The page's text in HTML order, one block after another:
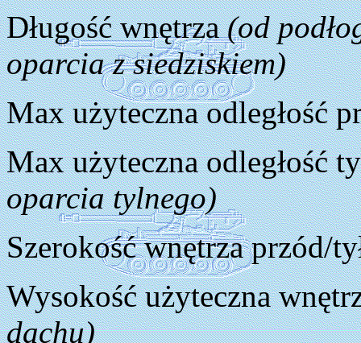
Długość wnętrza(od
oparcia z siedziskiem)
Max użyteczna odległość
Max użyteczna odległość
oparcia tylnego)
Szerokość wnętrza przód/
Wysokość użyteczna
dachu)